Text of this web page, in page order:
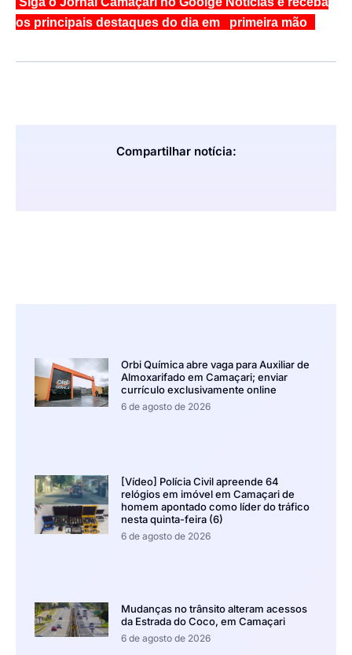
os principais destaques do dia em primeira mão
Compartilhar notícia:
Orbi Química abre vaga para Auxiliar de
Almoxarifado em Camaçari; enviar
currículo exclusivamente online
6 de agosto de 2026
[Vídeo] Polícia Civil apreende 64
relógios em imóvel em Camaçari de
homem apontado como líder do tráfico
nesta quinta-feira (6)
6 de agosto de 2026
Mudanças no trânsito alteram acessos
da Estrada do Coco, em Camaçari
6 de agosto de 2026